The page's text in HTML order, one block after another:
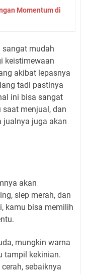
Momentum di
sangat mudah
keistimewaan
akibat lepasnya
tadi pastinya
ini bisa sangat
menjual, dan
jualnya juga akan
akan
slep merah, dan
kamu bisa memilih
mungkin warna
tampil kekinian.
sebaiknya